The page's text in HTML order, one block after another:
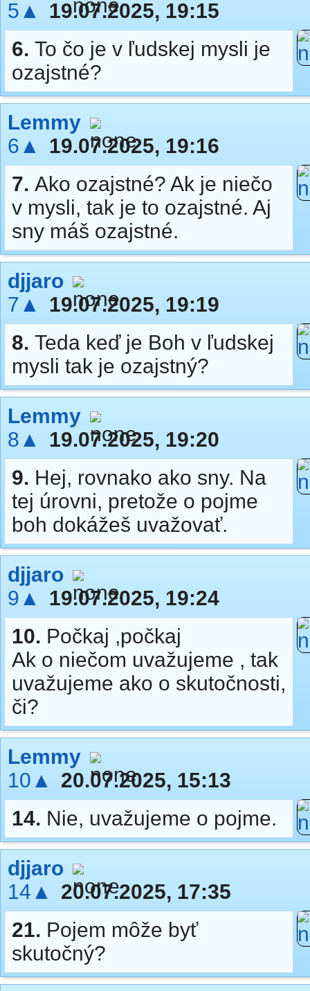
5▲
19.07.2025, 19:15
6. To čo je v ľudskej mysli je
ozajstné?
Lemmy
6▲
19.07.2025, 19:16
7. Ako ozajstné? Ak je niečo
v mysli, tak je to ozajstné. Aj
sny máš ozajstné.
djjaro
7▲
19.07.2025, 19:19
8. Teda keď je Boh v ľudskej
mysli tak je ozajstný?
Lemmy
8▲
19.07.2025, 19:20
9. Hej, rovnako ako sny. Na
tej úrovni, pretože o pojme
boh dokážeš uvažovať.
djjaro
9▲
19.07.2025, 19:24
10. Počkaj ,počkaj
Ak o niečom uvažujeme , tak
uvažujeme ako o skutočnosti,
či?
Lemmy
10▲
20.07.2025, 15:13
14. Nie, uvažujeme o pojme.
djjaro
14▲
20.07.2025, 17:35
21. Pojem môže byť
skutočný?